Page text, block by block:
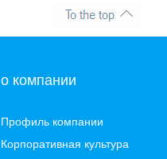
о компании
Профиль компании
Корпоративная культура